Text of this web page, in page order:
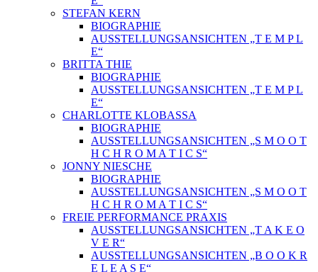
STEFAN KERN
BIOGRAPHIE
AUSSTELLUNGSANSICHTEN „T E M P L
E“
BRITTA THIE
BIOGRAPHIE
AUSSTELLUNGSANSICHTEN „T E M P L
E“
CHARLOTTE KLOBASSA
BIOGRAPHIE
AUSSTELLUNGSANSICHTEN „S M O O T
H C H R O M A T I C S“
JONNY NIESCHE
BIOGRAPHIE
AUSSTELLUNGSANSICHTEN „S M O O T
H C H R O M A T I C S“
FREIE PERFORMANCE PRAXIS
AUSSTELLUNGSANSICHTEN „T A K E O
V E R“
AUSSTELLUNGSANSICHTEN „B O O K R
E L E A S E“